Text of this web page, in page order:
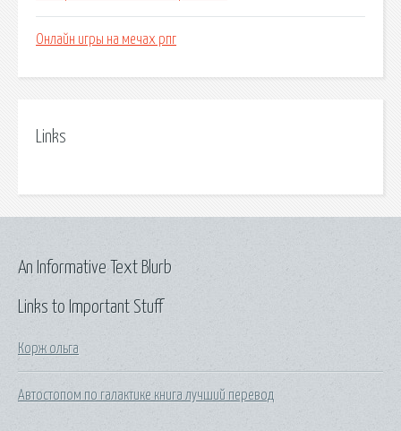
Онлайн игры на мечах рпг
Links
Links to Important Stuff
Корж ольга
Автостопом по галактике книга лучший перевод
An Informative Text Blurb